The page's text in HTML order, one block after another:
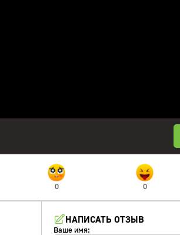
0 0
НАПИСАТЬ ОТЗЫВ
Ваше имя: